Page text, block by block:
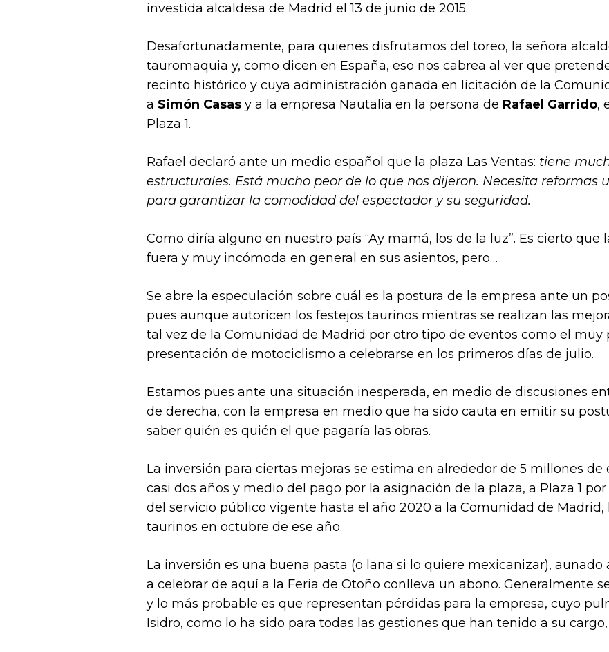
investida alcaldesa de Madrid el 13 de junio de 2015.
Desafortunadamente, para quienes disfrutamos del toreo, la señora
tauromaquia y, como dicen en España, eso nos cabrea al ver que
recinto histórico y cuya administración ganada en licitación de la
a Simón Casas y a la empresa Nautalia en la persona de Rafael Garrido,
Plaza 1.
Rafael declaró ante un medio español que la plaza Las Ventas: tiene
estructurales. Está mucho peor de lo que nos dijeron. Necesita reformas
para garantizar la comodidad del espectador y su seguridad.
Como diría alguno en nuestro país “Ay mamá, los de la luz”. Es cierto que
fuera y muy incómoda en general en sus asientos, pero…
Se abre la especulación sobre cuál es la postura de la empresa ante un
pues aunque autoricen los festejos taurinos mientras se realizan las
tal vez de la Comunidad de Madrid por otro tipo de eventos como el muy
presentación de motociclismo a celebrarse en los primeros días de julio.
Estamos pues ante una situación inesperada, en medio de discusiones
de derecha, con la empresa en medio que ha sido cauta en emitir su
saber quién es quién el que pagaría las obras.
La inversión para ciertas mejoras se estima en alrededor de 5 millones de
casi dos años y medio del pago por la asignación de la plaza, a Plaza 1
del servicio público vigente hasta el año 2020 a la Comunidad de Madrid,
taurinos en octubre de ese año.
La inversión es una buena pasta (o lana si lo quiere mexicanizar), aunado
a celebrar de aquí a la Feria de Otoño conlleva un abono. Generalmente
y lo más probable es que representan pérdidas para la empresa, cuyo
Isidro, como lo ha sido para todas las gestiones que han tenido a su cargo,